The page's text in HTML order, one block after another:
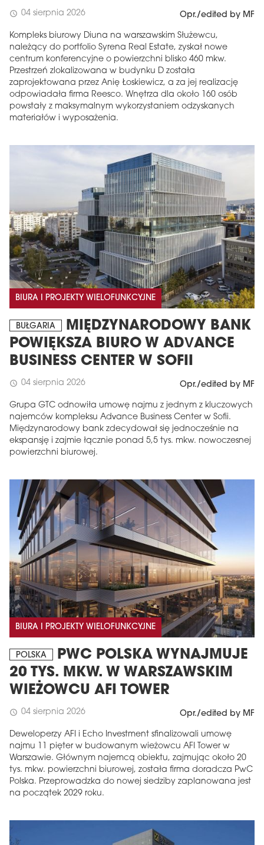
schedule 04 sierpnia 2026 Opr./edited by MF
Kompleks biurowy Diuna na warszawskim Służewcu,
należący do portfolio Syrena Real Estate, zyskał nowe
centrum konferencyjne o powierzchni blisko 460 mkw.
Przestrzeń zlokalizowana w budynku D została
zaprojektowana przez Anię Łoskiewicz, a za jej realizację
odpowiadała firma Reesco. Wnętrza dla około 160 osób
powstały z maksymalnym wykorzystaniem odzyskanych
materiałów i wyposażenia.
BIURA I PROJEKTY WIELOFUNKCYJNE
BUŁGARIA
MIĘDZYNARODOWY BANK
POWIĘKSZA BIURO W ADVANCE
BUSINESS CENTER W SOFII
schedule 04 sierpnia 2026 Opr./edited by MF
Grupa GTC odnowiła umowę najmu z jednym z kluczowych
najemców kompleksu Advance Business Center w Sofii.
Międzynarodowy bank zdecydował się jednocześnie na
ekspansję i zajmie łącznie ponad 5,5 tys. mkw. nowoczesnej
powierzchni biurowej.
BIURA I PROJEKTY WIELOFUNKCYJNE
POLSKA
PWC POLSKA WYNAJMUJE
20 TYS. MKW. W WARSZAWSKIM
WIEŻOWCU AFI TOWER
schedule 04 sierpnia 2026 Opr./edited by MF
Deweloperzy AFI i Echo Investment sfinalizowali umowę
najmu 11 pięter w budowanym wieżowcu AFI Tower w
Warszawie. Głównym najemcą obiektu, zajmując około 20
tys. mkw. powierzchni biurowej, została firma doradcza PwC
Polska. Przeprowadzka do nowej siedziby zaplanowana jest
na początek 2029 roku.